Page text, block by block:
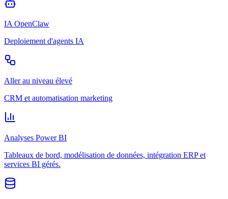
IA OpenClaw
Deploiement d'agents IA
Aller au niveau élevé
CRM et automatisation marketing
Analyses Power BI
Tableaux de bord, modélisation de données, intégration ERP et
services BI gérés.